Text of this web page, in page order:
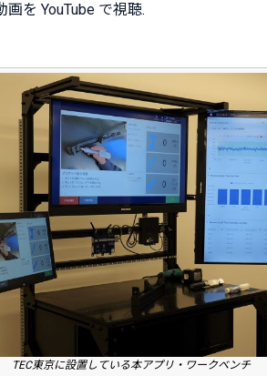
画を YouTube で視聴.
TEC東京に設置している本アプリ・ワークベンチ